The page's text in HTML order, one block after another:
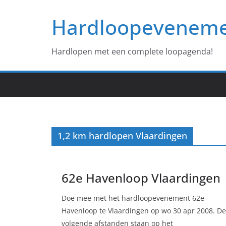
Hardlopen met een complete loopagenda!
1,2 km hardlopen Vlaardingen
62e Havenloop Vlaardingen
Doe mee met het hardloopevenement 62e
Havenloop te Vlaardingen op wo 30 apr 2008. De
volgende afstanden staan op het